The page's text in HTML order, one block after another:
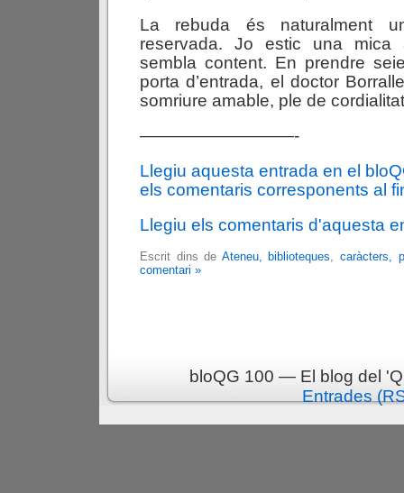
La rebuda és naturalment
reservada. Jo estic una mica
sembla content. En prendre
porta d’entrada, el doctor
somriure amable, ple de
—————————-
Llegiu aquesta entrada en el
els comentaris corresponents al
Llegiu els comentaris d'aquesta
Escrit dins de Ateneu, biblioteques,caràcters,
comentari »
bloQG 100 — El blog del
Entrades